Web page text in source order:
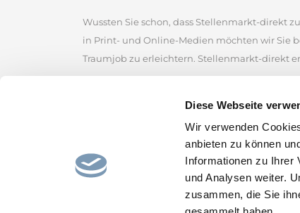
Diese Webseite
Wir verwenden
anbieten zu können
Informationen zu Ihrer
und Analysen weiter.
zusammen, die Sie
Wussten Sie schon, dass Stellenmarkt-direkt
in Print- und Online-Medien möchten wir Sie
Traumjob zu erleichtern. Stellenmarkt-direkt
Stellenmarkt-direkt zählt zu den ältesten
der Sie zahlreiche Jobangebote von
Stellenmarkt, um erfolgreich nach
Stellenportal und lassen Sie sich von den
und hoffen, den passenden Job für Sie